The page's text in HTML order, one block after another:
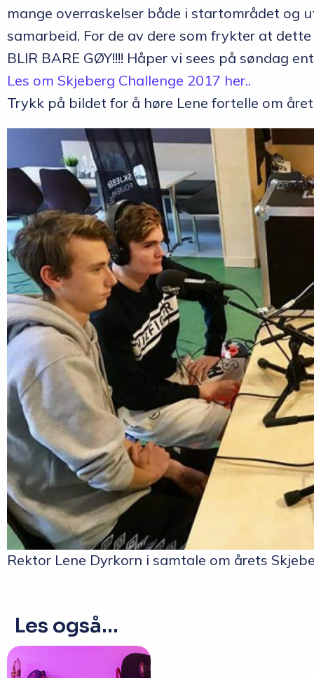
mange overraskelser både i startområdet og
samarbeid. For de av dere som frykter at
BLIR BARE GØY!!!! Håper vi sees på søndag
Les om Skjeberg Challenge 2017 her..
Trykk på bildet for å høre Lene fortelle om
Rektor Lene Dyrkorn i samtale om årets
Les også...